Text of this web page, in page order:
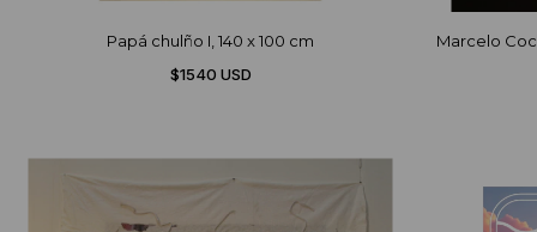
Papá chulño I, 140 x 100 cm
$1540 USD
Marcelo